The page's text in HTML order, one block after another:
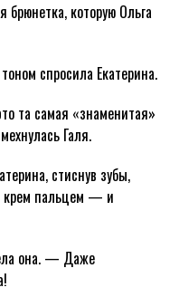
которую Ольга
спросила Екатерина.
та самая «знаменитая»
Галя.
стиснув зубы,
крем пальцем — и
она. — Даже